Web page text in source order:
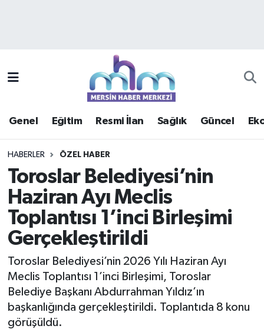
Genel Eğitim Resmi İlan Sağlık Güncel
HABERLER ÖZEL HABER
Toroslar Belediyesi’nin
Haziran Ayı Meclis
Toplantısı 1’inci Birleşimi
Gerçekleştirildi
Toroslar Belediyesi’nin 2026 Yılı Haziran Ayı
Meclis Toplantısı 1’inci Birleşimi, Toroslar
Belediye Başkanı Abdurrahman Yıldız’ın
başkanlığında gerçekleştirildi. Toplantıda 8 konu
görüşüldü.
Güncel
Haberde insan
Kültür - Sanat
Magazin
Mersin
Mersin Trafik Yoğunluk Haritası
Süper Lig Puan Durumu ve Fikstür
Haber Arşivi